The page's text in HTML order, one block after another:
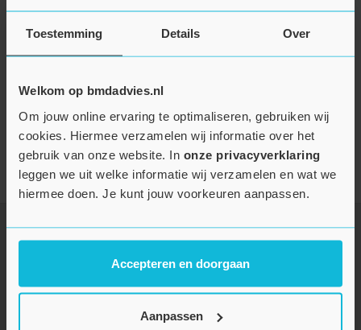
Toestemming Details Over
Welkom op bmdadvies.nl
Om jouw online ervaring te optimaliseren, gebruiken wij
cookies. Hiermee verzamelen wij informatie over het
gebruik van onze website. In onze privacyverklaring
leggen we uit welke informatie wij verzamelen en wat we
hiermee doen. Je kunt jouw voorkeuren aanpassen.
Accepteren en doorgaan
Aanpassen
“Buiten BMD breng ik graag mijn tijd op een sportieve en
gezellige manier door. Samen met mijn vrouw, zoon en
vrienden zoek ik steeds naar de mooie dingen in het leven. Ik
speciaalbiertje. Daarnaast ben ik veel bezig met fotografie
in de autobranche.”
Terug naar het overzicht